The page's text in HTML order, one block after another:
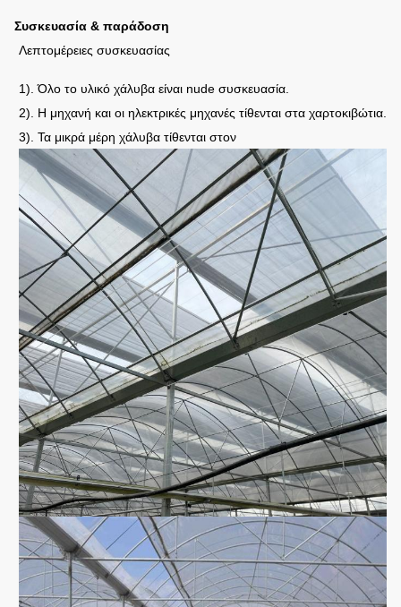
Εξαερισμός
εξαερισμός στεγών/
εξαερισμός/εξαερισμός στεγών
Ενισχυτικό
σύστημα
(επιλέξτε
σύμφωνα με
τις ανάγκες
σας)
Σύστημα συστημάτων ψύξης &
άρδευσης & εξωτερικό ή
εσωτερικό
σκίαση του συστήματος
Η απόσταση
αψίδων
1.33m / 1.2/1,0/2,0 ή
προσαρμοσμένος
Διάμετρος
αψίδων
25mm, 32mm, 48mm ή
προσαρμοσμένος
Κύριος
στυλοβάτης
50mm, 60mm, 76mm, 89mm,
114mm, 50X70mm, 60X80mm
50x100mm, 80x80mm,
100X100mm
Πρότυπα: 60mm, 50X70mm,
40x80mm, 80X80mm… κ.λπ.
Συσκευασία & παράδοση
Λεπτομέρειες συσκευασίας
1). Όλο το υλικό χάλυβα είναι nude συσκευασία.
2). Η μηχανή και οι ηλεκτρικές μηχανές τίθενται στα χαρτοκιβώτια.
3). Τα μικρά μέρη χάλυβα τίθενται στον